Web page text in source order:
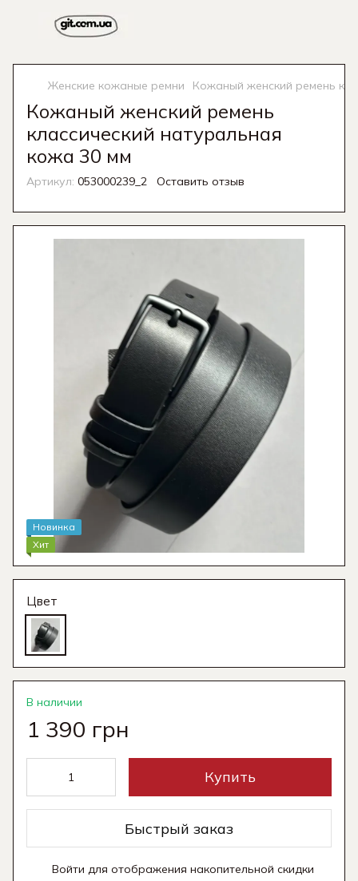
Женские кожаные ремни Кожаный женский ремень
Кожаный женский ремень
классический натуральная
кожа 30 мм
Артикул: 053000239_2 Оставить отзыв
Новинка
Хит
Цвет
В наличии
1 390 грн
Купить
Быстрый заказ
Войти для отображения накопительной скидки